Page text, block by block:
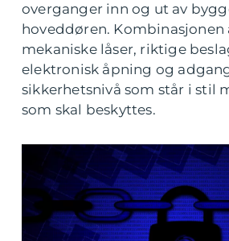
overganger inn og ut av
hoveddøren. Kombinasjonen
mekaniske låser, riktige
elektronisk åpning og
sikkerhetsnivå som står i stil
som skal beskyttes.